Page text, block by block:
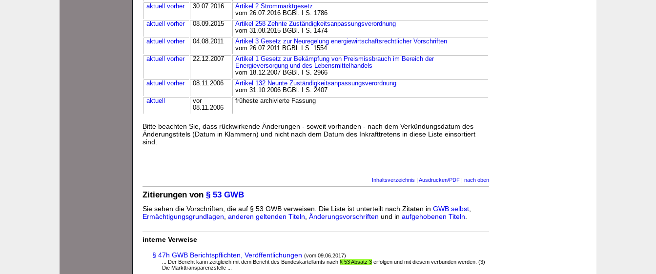
aktuell
vorher 30.07.2016
Artikel 2 Strommarktgesetz
vom 26.07.2016 BGBl. I S. 1786
aktuell
vorher 08.09.2015
Artikel 258 Zehnte Zuständigkeitsanpassungsverordnung
vom 31.08.2015 BGBl. I S. 1474
aktuell
vorher 04.08.2011
Artikel 3 Gesetz zur Neuregelung energiewirtschaftsrechtlicher Vorschriften
vom 26.07.2011 BGBl. I S. 1554
aktuell
vorher 22.12.2007
Artikel 1 Gesetz zur Bekämpfung von Preismissbrauch im Bereich der
Energieversorgung und des Lebensmittelhandels
vom 18.12.2007 BGBl. I S. 2966
aktuell
vorher 08.11.2006
Artikel 132 Neunte Zuständigkeitsanpassungsverordnung
vom 31.10.2006 BGBl. I S. 2407
aktuell
vor
08.11.2006
früheste archivierte Fassung
Bitte beachten Sie, dass rückwirkende Änderungen - soweit vorhanden - nach dem Verkündungsdatum des
Änderungstitels (Datum in Klammern) und nicht nach dem Datum des Inkrafttretens in diese Liste einsortiert
sind.
Inhaltsverzeichnis | Ausdrucken/PDF | nach oben
Zitierungen von § 53 GWB
Sie sehen die Vorschriften, die auf § 53 GWB verweisen. Die Liste ist unterteilt nach Zitaten in GWB selbst
Ermächtigungsgrundlagen anderen geltenden Titeln Änderungsvorschriften und in aufgehobenen Titeln
interne Verweise
§ 47h GWB Berichtspflichten, Veröffentlichungen (vom 09.06.2017)
... Der Bericht kann zeitgleich mit dem Bericht des Bundeskartellamts nach § 53 Absatz 3 erfolgen und mit diesem verbunden werden. (3)
Die Markttransparenzstelle ...